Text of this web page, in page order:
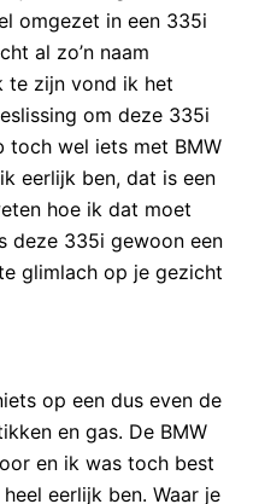
omgezet in een 335i
al zo’n naam
te zijn vond ik het
om deze 335i
toch wel iets met BMW
eerlijk ben, dat is een
hoe ik dat moet
deze 335i gewoon een
glimlach op je gezicht
op een dus even de
en gas. De BMW
en ik was toch best
eerlijk ben. Waar je